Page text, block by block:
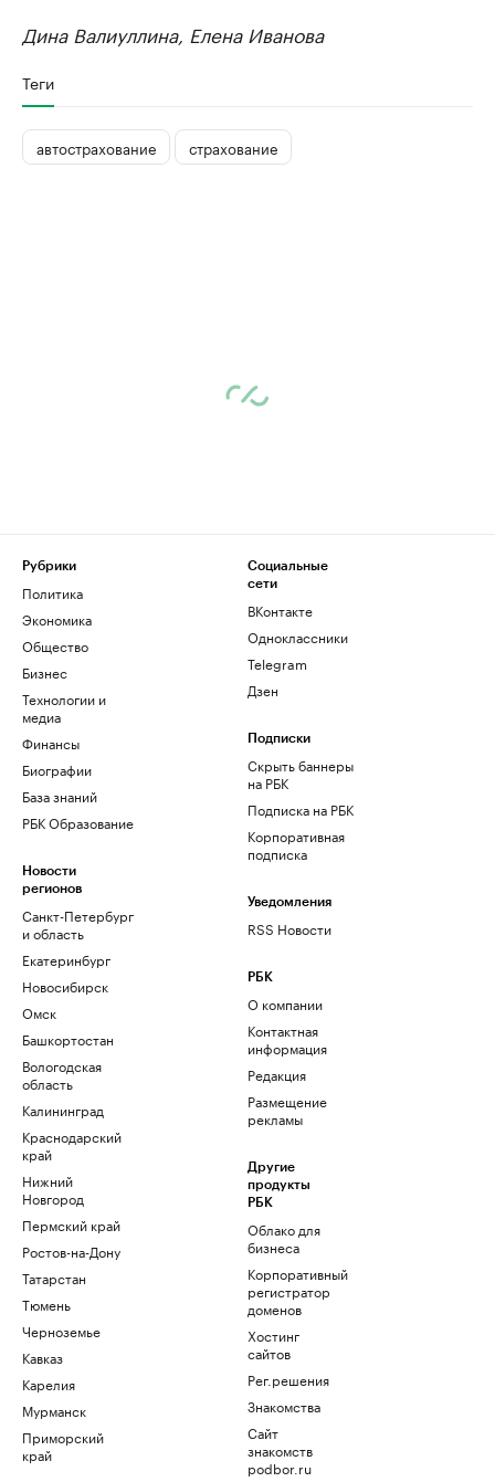
Дина Валиуллина, Елена Иванова
Теги
автострахование страхование
Рубрики
Политика
Экономика
Общество
Бизнес
Технологии и
медиа
Финансы
Биографии
База знаний
РБК Образование
Новости
регионов
Санкт-Петербург
и область
Екатеринбург
Новосибирск
Омск
Башкортостан
Вологодская
область
Калининград
Краснодарский
край
Нижний
Новгород
Пермский край
Ростов-на-Дону
Татарстан
Тюмень
Черноземье
Кавказ
Карелия
Мурманск
Приморский
край
Социальные
сети
ВКонтакте
Одноклассники
Telegram
Дзен
Подписки
Скрыть баннеры
на РБК
Подписка на РБК
Корпоративная
подписка
Уведомления
RSS Новости
РБК
О компании
Контактная
информация
Редакция
Размещение
рекламы
Другие
продукты
РБК
Облако для
бизнеса
Корпоративный
регистратор
доменов
Хостинг
сайтов
Рег.решения
Знакомства
Сайт
знакомств
podbor.ru